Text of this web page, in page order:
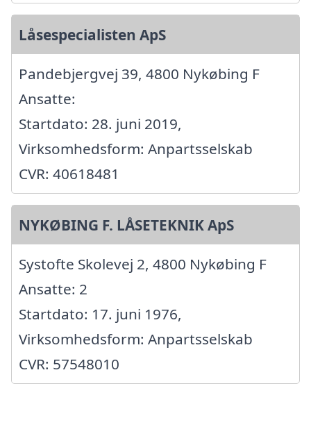
Låsespecialisten ApS
Pandebjergvej 39, 4800 Nykøbing F
Ansatte:
Startdato: 28. juni 2019,
Virksomhedsform: Anpartsselskab
CVR: 40618481
NYKØBING F. LÅSETEKNIK ApS
Systofte Skolevej 2, 4800 Nykøbing F
Ansatte: 2
Startdato: 17. juni 1976,
Virksomhedsform: Anpartsselskab
CVR: 57548010